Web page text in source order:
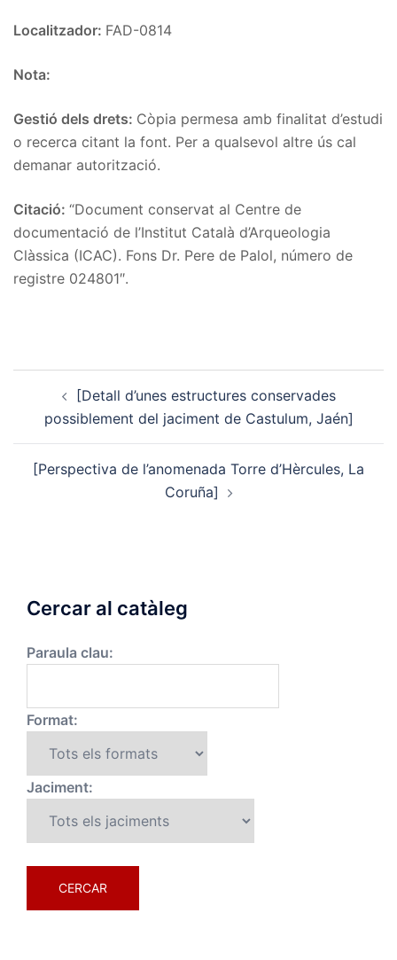
Localitzador: FAD-0814
Nota:
Gestió dels drets: Còpia permesa amb finalitat d’estudi
o recerca citant la font. Per a qualsevol altre ús cal
demanar autorització.
Citació: “Document conservat al Centre de
documentació de l’Institut Català d’Arqueologia
Clàssica (ICAC). Fons Dr. Pere de Palol, número de
registre 024801″.
navigation[Detall d’unes estructures conservades
possiblement del jaciment de Castulum, Jaén]
[Perspectiva de l’anomenada Torre d’Hèrcules, La
Coruña]
Cercar al catàleg
Paraula clau:
Format:
Jaciment: